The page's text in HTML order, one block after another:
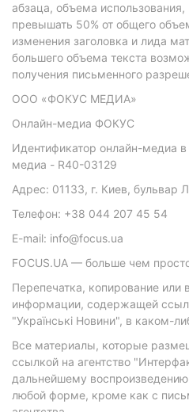
абзаца, объема
превышать 50% от общего
изменения заголовка и лида
большего объема текста
получения письменного
ООО «ФОКУС МЕДИА»
Онлайн-медиа ФОКУС
Идентификатор онлайн-медиа
медиа - R40-03129
Адрес: 01133, г. Киев, бульвар
Телефон: +38 044 207 45 54
E-mail: info@focus.ua
FOCUS.UA — больше чем
Перепечатка, копирование или
информации, содержащей
"Українські Новини", в каком-
Все материалы, которые
ссылкой на агентство
дальнейшему
любой форме, кроме как с